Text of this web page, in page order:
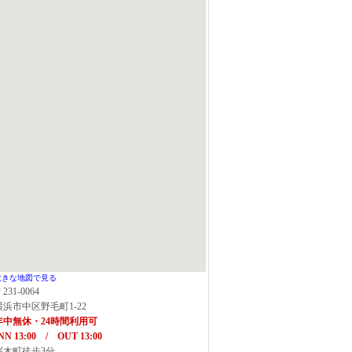
きな地図で見る
231-0064
浜市中区野毛町1-22
中無休・24時間利用可
13:00 / OUT 13:00